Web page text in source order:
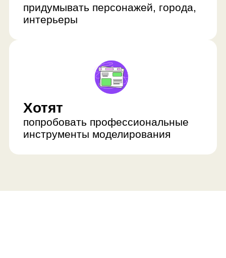
Хотят
попробовать профессиональные
Ребёнок развивается
Освоит программу Blender